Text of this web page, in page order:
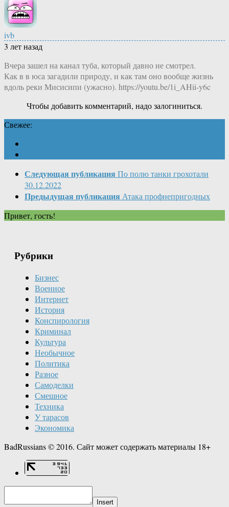
ivb
3 лет назад
Вчера зашел на канал туба, который давно не смотрел.
Как в в юса загадили природу, и как там оно вообще жизнь
вдоль реки Мисисипи (ужасно). https://youtu.be/1i_AHii-y6c
Чтобы добавить комментарий, надо залогиниться.
Свежее:
Следующая публикация По полю танки грохотали
30.12.2022
Предыдущая публикация Атака профнепригодных
Привет, гость!
Рубрики
Бизнес
Военное
Интернет
История
Конспирология
Криминал
Культура
Необычное
Политика
Разное
Самоделки
Смешное
Техника
У тарасов
Экономика
BadRussians © 2016. Сайт может содержать материалы 18+
Insert